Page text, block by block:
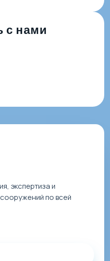
с нами
экспертиза и
по всей